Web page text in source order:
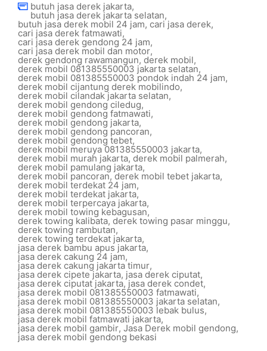
butuh jasa derek jakarta,
butuh jasa derek jakarta selatan,
butuh jasa derek mobil 24 jam, cari jasa derek,
cari jasa derek fatmawati,
cari jasa derek gendong 24 jam,
cari jasa derek mobil dan motor,
derek gendong rawamangun, derek mobil,
derek mobil 081385550003 jakarta selatan,
derek mobil 081385550003 pondok indah 24 jam,
derek mobil cijantung derek mobilindo,
derek mobil cilandak jakarta selatan,
derek mobil gendong ciledug,
derek mobil gendong fatmawati,
derek mobil gendong jakarta,
derek mobil gendong pancoran,
derek mobil gendong tebet,
derek mobil meruya 081385550003 jakarta,
derek mobil murah jakarta, derek mobil palmerah,
derek mobil pamulang jakarta,
derek mobil pancoran,derek mobil tebet jakarta,
derek mobil terdekat 24 jam,
derek mobil terdekat jakarta,
derek mobil terpercaya jakarta,
derek mobil towing kebagusan,
derek towing kalibata, derek towing pasar minggu,
derek towing rambutan,
derek towing terdekat jakarta,
jasa derek bambu apus jakarta,
jasa derek cakung 24 jam,
jasa derek cakung jakarta timur,
jasa derek cipete jakarta, jasa derek ciputat,
jasa derek ciputat jakarta,jasa derek condet,
jasa derek mobil 081385550003 fatmawati,
jasa derek mobil 081385550003 jakarta selatan,
jasa derek mobil 081385550003 lebak bulus,
jasa derek mobil fatmawati jakarta,
jasa derek mobil gambir, Jasa Derek mobil gendong,
jasa derek mobil gendong bekasi